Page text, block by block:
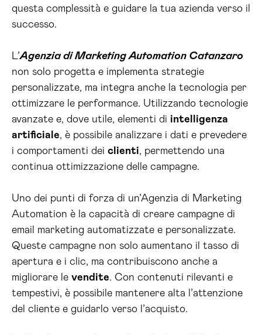
questa complessità e guidare la tua azienda verso il
successo.
L’Agenzia di Marketing Automation Catanzaro
non solo progetta e implementa strategie
personalizzate, ma integra anche la tecnologia per
ottimizzare le performance. Utilizzando tecnologie
avanzate e, dove utile, elementi di intelligenza
artificiale, è possibile analizzare i dati e prevedere
i comportamenti dei clienti, permettendo una
continua ottimizzazione delle campagne.
Uno dei punti di forza di un’Agenzia di Marketing
Automation è la capacità di creare campagne di
email marketing automatizzate e personalizzate.
Queste campagne non solo aumentano il tasso di
apertura e i clic, ma contribuiscono anche a
migliorare le vendite. Con contenuti rilevanti e
tempestivi, è possibile mantenere alta l’attenzione
del cliente e guidarlo verso l’acquisto.